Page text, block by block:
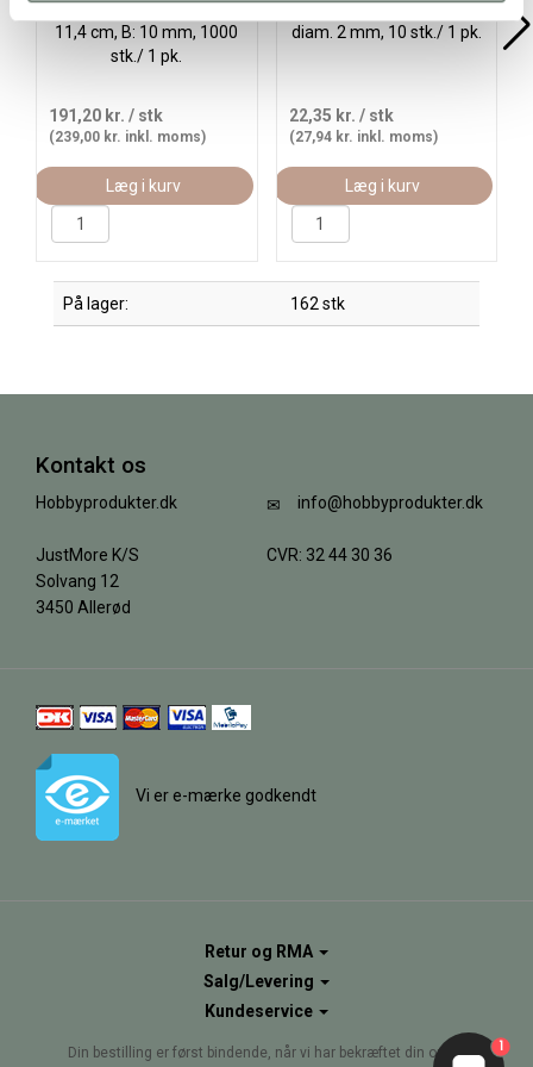
Konstruktionspinde, L:
11,4 cm, B: 10 mm, 1000
stk./ 1 pk.
191,20 kr. / stk
(239,00 kr. inkl. moms)
Læg i kurv
Metalstang, L: 20 cm,
diam. 2 mm, 10 stk./ 1 pk.
22,35 kr. / stk
(27,94 kr. inkl. moms)
Læg i kurv
På lager: 162 stk
Kontakt os
Hobbyprodukter.dk
JustMore K/S
Solvang 12
3450 Allerød
info@hobbyprodukter.dk
CVR: 32 44 30 36
Vi er e-mærke godkendt
Retur og RMA
Salg/Levering
Kundeservice
Din bestilling er først bindende, når vi har bekræftet din ordre. 1